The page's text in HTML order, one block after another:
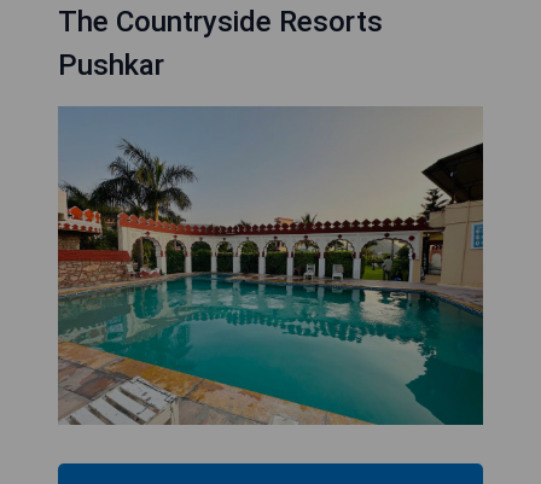
The Countryside Resorts
Pushkar